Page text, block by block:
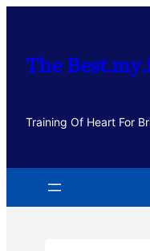
kontenThe
Training Of Heart For